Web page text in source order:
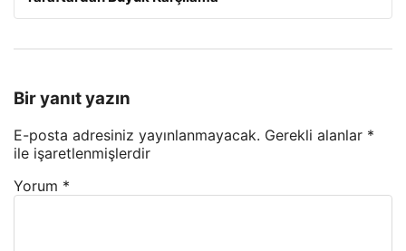
Bir yanıt yazın
E-posta adresiniz yayınlanmayacak. Gerekli alanlar *
ile işaretlenmişlerdir
Yorum *